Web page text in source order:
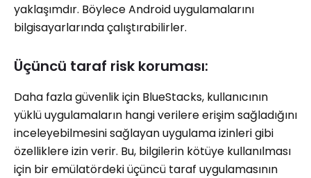
yaklaşımdır. Böylece Android uygulamalarını
bilgisayarlarında çalıştırabilirler.
Üçüncü taraf risk koruması:
Daha fazla güvenlik için BlueStacks, kullanıcının
yüklü uygulamaların hangi verilere erişim sağladığını
inceleyebilmesini sağlayan uygulama izinleri gibi
özelliklere izin verir. Bu, bilgilerin kötüye kullanılması
için bir emülatördeki üçüncü taraf uygulamasının